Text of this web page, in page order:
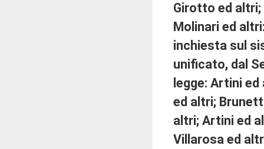
Girotto ed altri;
Molinari ed
inchiesta sul
unificato, dal
legge: Artini
ed altri;
altri; Artini ed
Villarosa ed